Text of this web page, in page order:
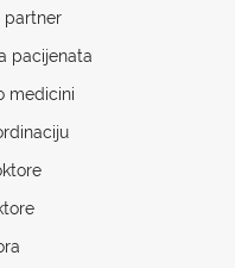
partner
pacijenata
medicini